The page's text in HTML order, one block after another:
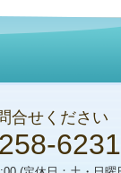
合せください
6231